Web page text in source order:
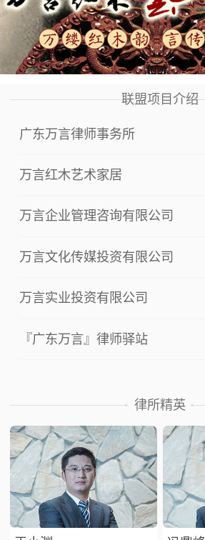
联盟项目介绍
广东万言律师事务所
万言红木艺术家居
万言企业管理咨询有限公司
万言文化传媒投资有限公司
万言实业投资有限公司
『广东万言』律师驿站
律所精英